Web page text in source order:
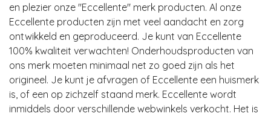
en plezier onze "Eccellente" merk producten. Al onze
Eccellente producten zijn met veel aandacht en zorg
ontwikkeld en geproduceerd. Je kunt van Eccellente
100% kwaliteit verwachten! Onderhoudsproducten van
ons merk moeten minimaal net zo goed zijn als het
origineel. Je kunt je afvragen of Eccellente een huismerk
is, of een op zichzelf staand merk. Eccellente wordt
inmiddels door verschillende webwinkels verkocht. Het is